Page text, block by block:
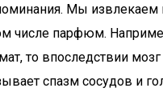
Мы
числе парфюм.
то впоследствии
спазм сосудов и